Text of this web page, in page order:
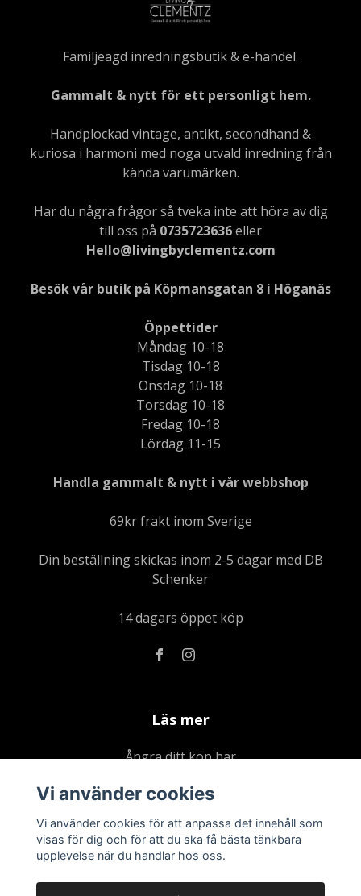
Familjeägd inredningsbutik & e-handel.
Gammalt & nytt för ett personligt hem.
Handplockad vintage, antikt, secondhand &
kuriosa i harmoni med noga utvald inredning från
kända varumärken.
Har du några frågor så tveka inte att höra av dig
till oss på 0735723636eller
Hello@livingbyclementz.com
Besök vår butik på Köpmansgatan 8 i Höganäs
Öppettider
Måndag 10-18
Tisdag 10-18
Onsdag 10-18
Torsdag 10-18
Fredag 10-18
Lördag 11-15
Handla gammalt & nytt i vår webbshop
69kr frakt inom Sverige
Din beställning skickas inom 2-5 dagar med DB
Schenker
14 dagars öppet köp
Läs mer
Ångra ditt köp här
Kontakta oss
Köpvillkor & integritetspolicy
Kundklubb
Presentkort
Vi använder cookies
Vi använder cookies för att anpassa det innehåll som
visas för dig och för att du ska få bästa tänkbara
upplevelse när du handlar hos oss.